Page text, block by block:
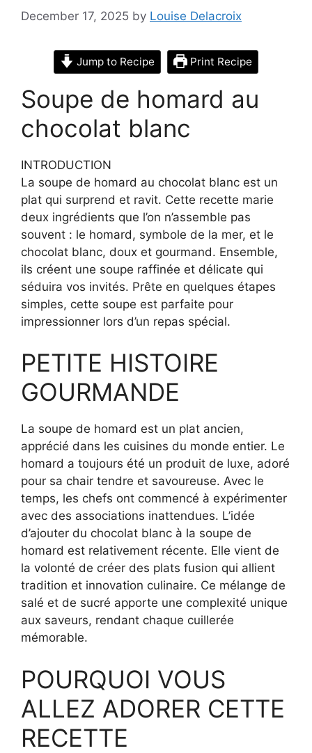
December 17, 2025 by Louise Delacroix
Jump to Recipe Print Recipe
Soupe de homard au
chocolat blanc
INTRODUCTION
La soupe de homard au chocolat blanc est un
plat qui surprend et ravit. Cette recette marie
deux ingrédients que l’on n’assemble pas
souvent : le homard, symbole de la mer, et le
chocolat blanc, doux et gourmand. Ensemble,
ils créent une soupe raffinée et délicate qui
séduira vos invités. Prête en quelques étapes
simples, cette soupe est parfaite pour
impressionner lors d’un repas spécial.
PETITE HISTOIRE
GOURMANDE
La soupe de homard est un plat ancien,
apprécié dans les cuisines du monde entier. Le
homard a toujours été un produit de luxe, adoré
pour sa chair tendre et savoureuse. Avec le
temps, les chefs ont commencé à expérimenter
avec des associations inattendues. L’idée
d’ajouter du chocolat blanc à la soupe de
homard est relativement récente. Elle vient de
la volonté de créer des plats fusion qui allient
tradition et innovation culinaire. Ce mélange de
salé et de sucré apporte une complexité unique
aux saveurs, rendant chaque cuillerée
mémorable.
POURQUOI VOUS
ALLEZ ADORER CETTE
RECETTE